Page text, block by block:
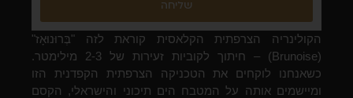
שליחה
הקולינריה הצרפתית הקלאסית קוראת לזה "בְּרוּנוּאָז"
(Brunoise) – חיתוך לקוביות זעירות של 2-3 מילימטר.
כשאנחנו לוקחים את הטכניקה הצרפתית הקפדנית הזו
ומיישמים אותה על המטבח הים תיכוני והישראלי, הקסם